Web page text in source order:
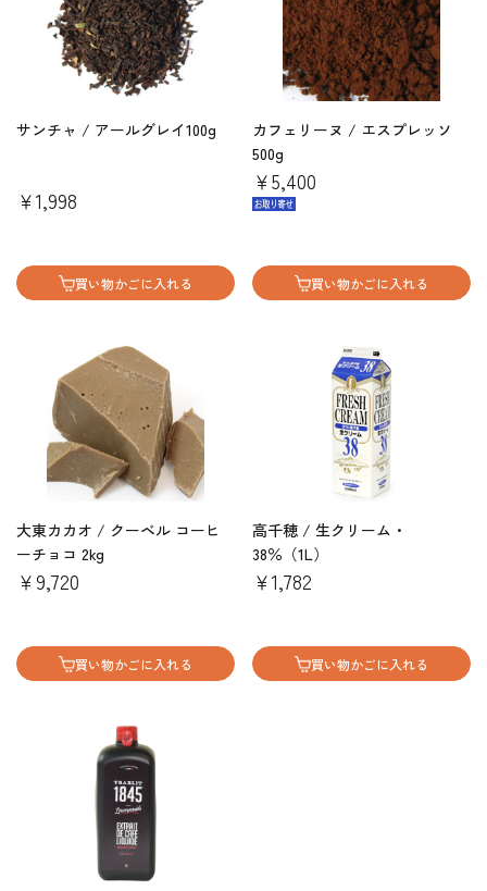
サンチャ / アールグレイ100g
￥1,998
買い物かごに入れる
カフェリーヌ / エスプレッソ
500g
￥5,400
買い物かごに入れる
大東カカオ / クーベル コーヒ
ーチョコ 2kg
￥9,720
買い物かごに入れる
高千穂 / 生クリーム・
38％（1L）
￥1,782
買い物かごに入れる